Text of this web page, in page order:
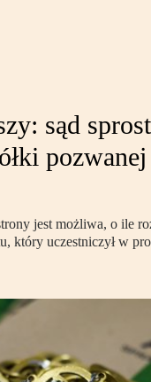
sąd
jest możliwa, o ile
który uczestniczył w